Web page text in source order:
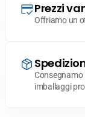
Prezzi
Offriamo un
imballaggi